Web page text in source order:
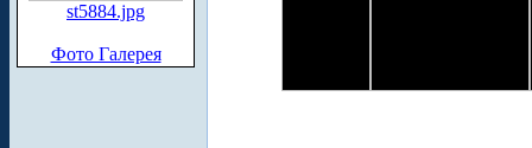
st5884.jpg
Фото Галерея